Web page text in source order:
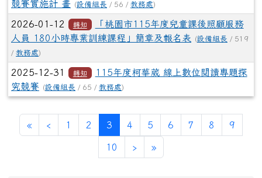
競賽實施計 畫 (設備組長 / 56 / 教務處)
2026-01-12 轉知
「桃園市115年度兒童課後照顧服務
人員 180小時專業訓練課程」簡章及報名表
(設備組長 / 519
/ 教務處)
2025-12-31 轉知
115年度柯華葳 線上數位閱讀專題探
究競賽
(設備組長 / 65 / 教務處)
«第一頁
‹ 上一頁
1 2 3 (目前頁次)
4 5 6 7 8 9
10 ›下一頁
»最後頁